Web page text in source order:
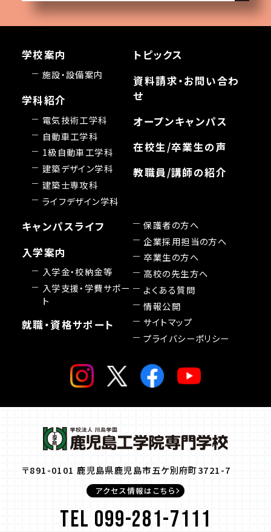
学校案内
施設・設備案内
学科紹介
電気技術工学科
自動車工学科
1級自動車工学科
建築デザイン学科
建築士専攻科
ライフデザイン学科
キャンパスライフ
入学案内
入学金・校納金等
入学支援・学費サポー
ト
就職・資格サポート
トピックス
資料請求・お問い合わ
せ
オープンキャンパス
在校生/卒業生の声
教職員/講師の紹介
保護者の方へ
企業採用担当の方へ
卒業生の方へ
高校の先生方へ
よくある質問
情報公開
サイトマップ
プライバシーポリシー
〒891-0101 鹿児島県鹿児島市五ケ別府町3721-7
アクセス情報はこちら
TEL 099-281-7111